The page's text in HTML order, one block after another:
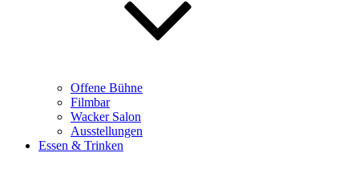
Offene Bühne
Filmbar
Wacker Salon
Ausstellungen
Essen & Trinken